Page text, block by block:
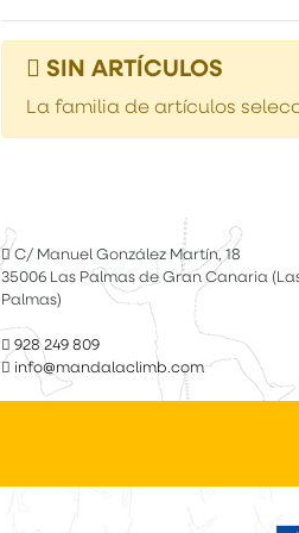
SIN ARTÍCULOS
La familia de artículos
C/ Manuel González Martín, 18
35006 Las Palmas de Gran Canaria
Palmas)
928 249 809
info@mandalaclimb.com